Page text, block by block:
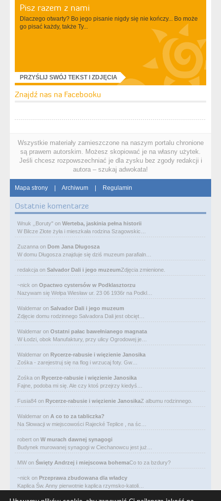
Pisz razem z nami
Dlaczego otwarty? Bo jego pisanie nigdy się nie kończy... Bo może
go pisać każdy, także Ty...
PRZYŚLIJ SWÓJ TEKST I ZDJĘCIA
Znajdź nas na Facebooku
Wszystkie materiały zamieszczone na naszym portalu chronione
są prawem autorskim. Możesz skopiować je na własny użytek.
Jeśli chcesz rozpowszechniać je dla zysku bez zgody redakcji i
autora – szukaj adwokata!
Mapa strony | Archiwum | Regulamin
Ostatnie komentarze
Wnuk ,,Boruty" on Werteba, jaskinia pełna historii
W Bilcze Złote żyła i mieszkała rodzina Szagowskic…
Zuzanna on Dom Jana Długosza
W domu Długosza znajduje się dziś muzeum parafialn…
redakcja on Salvador Dali i jego muzeumZdjęcia zmienione.
~nick on Opactwo cystersów w Podklasztorzu
Nazywam się Wełpa Wiesław ur. 23 06 1936r na Podkl…
Waldemar on Salvador Dali i jego muzeum
Zdjęcie domu rodzinnego Salvadora Dali jest obcięt…
Waldemar on Ostatni pałac bawełnianego magnata
W Łodzi, obok Manufaktury, przy ulicy Ogrodowej je…
Waldemar on Rycerze-rabusie i więzienie Janosika
Zośka - zarejestruj się na flog i wrzucaj foty. Gw…
Zośka on Rycerze-rabusie i więzienie Janosika
Fajne, podoba mi się. Ale czy ktoś przejrzy kiedyś…
Fusia84 on Rycerze-rabusie i więzienie JanosikaZ albumu rodzinnego.
Waldemar on A co to za tabliczka?
Na Słowacji w miejscowości Rajecké Teplice , na śc…
robert on W murach dawnej synagogi
Budynek murowanej synagogi w Ciechanowcu jest już…
MW on Święty Andrzej i miejscowa bohemaCo to za bzdury?
~nick on Przeprawa zbudowana dla władcy
Kaplica Św. Anny pierwotnie kaplica rzymsko-katoli…